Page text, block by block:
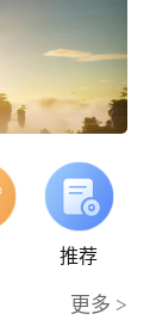
推荐
更多 >